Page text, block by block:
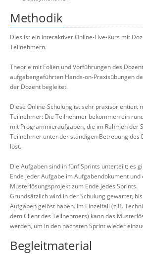
Methodik
Dies ist ein interaktiver Online-Live-Kurs mit
Teilnehmern.
Theorie mit Folien und Vorführungen des
aufgabengeführten Hands-on-Praxisübungen
der Dozent begleitet.
Diese Online-Schulung ist sehr praxisorientiert
Teilnehmer: Die Teilnehmer bekommen ein
mit Programmieraufgaben, die im Rahmen der
Teilnehmer unter der ständigen Betreuung des
löst.
Die Aufgaben sind in fünf Sprints unterteilt; es
Ende jeder Aufgabe im Aufgabendokument und
Musterlösungsprojekt zum Ende jedes Sprints.
Grundsätzlich wird in der Schulung gewartet,
Aufgaben gelöst haben. Im Einzelfall (z.B.
dem Client des Teilnehmers) kann das
werden, um in den nächsten Sprint wieder
Begleitmaterial